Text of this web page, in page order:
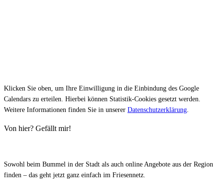
Klicken Sie oben, um Ihre Einwilligung in die Einbindung des Google
Calendars zu erteilen. Hierbei können Statistik-Cookies gesetzt werden.
Weitere Informationen finden Sie in unserer Datenschutzerklärung
Von hier? Gefällt mir!
Sowohl beim Bummel in der Stadt als auch online Angebote aus der Region
finden – das geht jetzt ganz einfach im Friesennetz.